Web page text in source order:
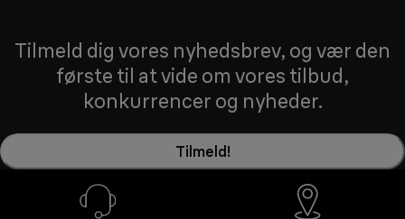
Tilmeld dig vores nyhedsbrev, og vær den
første til at vide om vores tilbud,
konkurrencer og nyheder.
Tilmeld!